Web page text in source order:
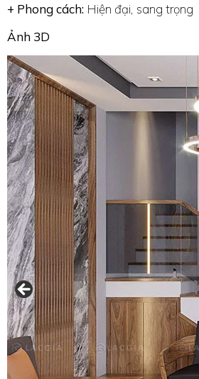
+ Phong cách: Hiện đại, sang trọng
Ảnh 3D